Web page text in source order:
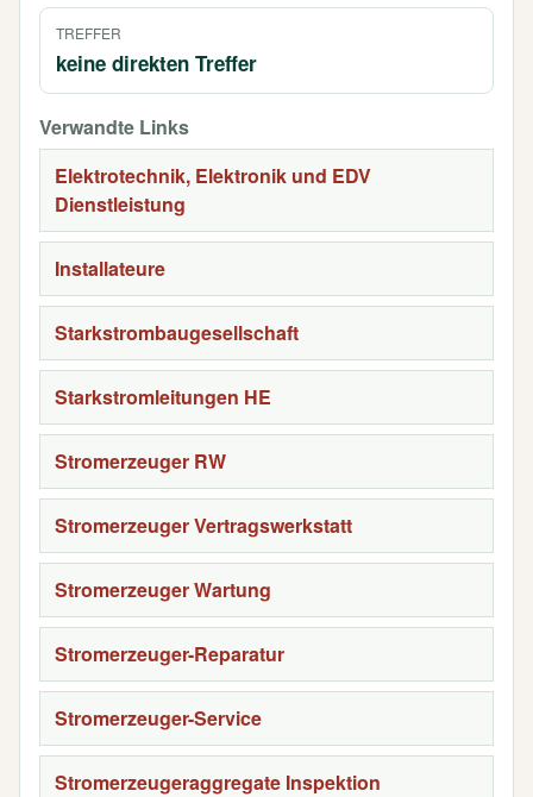
TREFFER
keine direkten Treffer
Verwandte Links
Elektrotechnik, Elektronik und EDV
Dienstleistung
Installateure
Starkstrombaugesellschaft
Starkstromleitungen HE
Stromerzeuger RW
Stromerzeuger Vertragswerkstatt
Stromerzeuger Wartung
Stromerzeuger-Reparatur
Stromerzeuger-Service
Stromerzeugeraggregate Inspektion